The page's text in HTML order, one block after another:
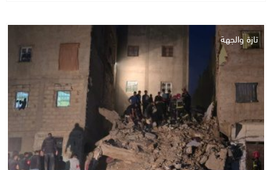
تازة والجهة